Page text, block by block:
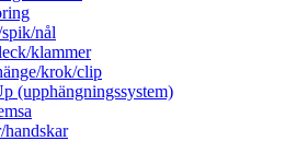
nål
klammer
krok/clip
(upphängningssystem)
handskar